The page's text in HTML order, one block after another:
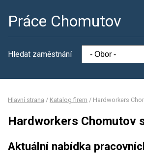
Práce Chomutov
Hledat zaměstnání
Hlavní strana / Katalog firem / Hardworkers
Hardworkers Chomutov
Aktuální nabídka